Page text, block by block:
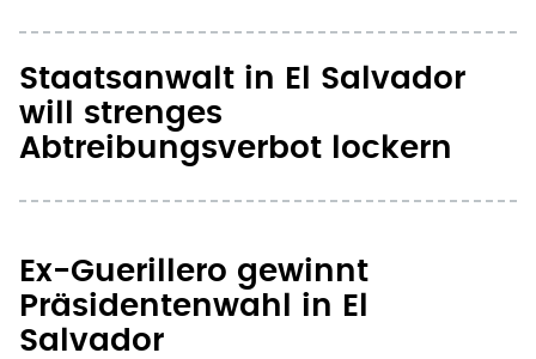
Staatsanwalt in El Salvador
will strenges
Abtreibungsverbot lockern
Ex-Guerillero gewinnt
Präsidentenwahl in El
Salvador